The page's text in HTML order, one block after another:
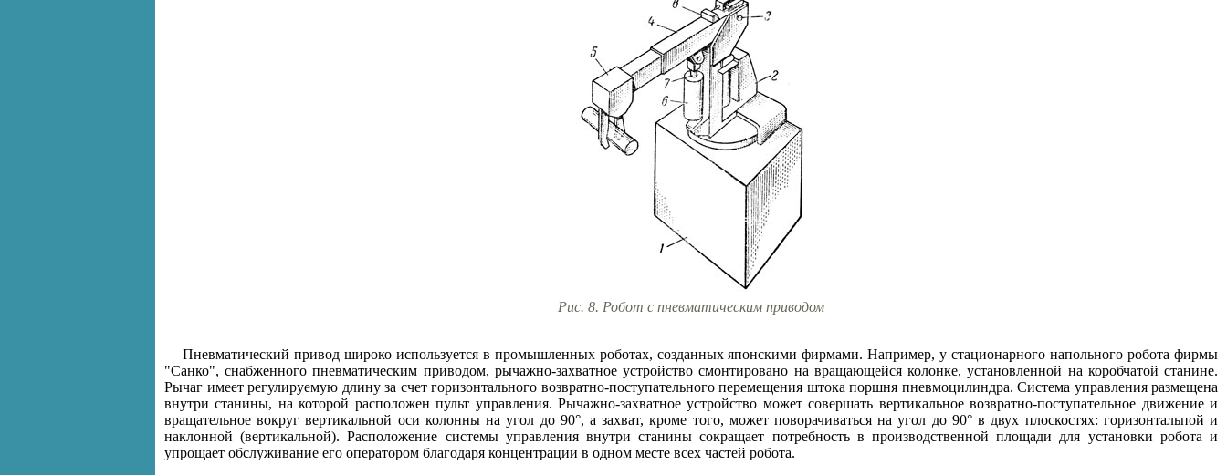
Рис. 8. Робот с пневматическим приводом
Пневматический привод широко используется в промышленных роботах, созданных японскими фирмами. Например, у стационарного напольного робота фирмы
"Санко", снабженного пневматическим приводом, рычажно-захватное устройство смонтировано на вращающейся колонке, установленной на коробчатой станине.
Рычаг имеет регулируемую длину за счет горизонтального возвратно-поступательного перемещения штока поршня пневмоцилиндра. Система управления размещена
внутри станины, на которой расположен пульт управления. Рычажно-захватное устройство может совершать вертикальное возвратно-поступательное движение и
вращательное вокруг вертикальной оси колонны на угол до 90°, а захват, кроме того, может поворачиваться на угол до 90° в двух плоскостях: горизонтальпой и
наклонной (вертикальной). Расположение системы управления внутри станины сокращает потребность в производственной площади для установки робота и
упрощает обслуживание его оператором благодаря концентрации в одном месте всех частей робота.